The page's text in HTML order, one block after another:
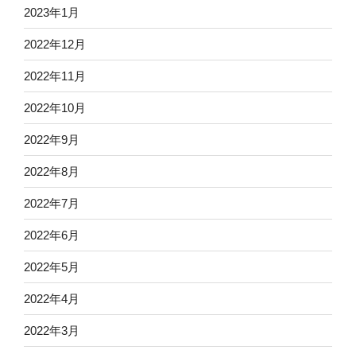
2023年1月
2022年12月
2022年11月
2022年10月
2022年9月
2022年8月
2022年7月
2022年6月
2022年5月
2022年4月
2022年3月